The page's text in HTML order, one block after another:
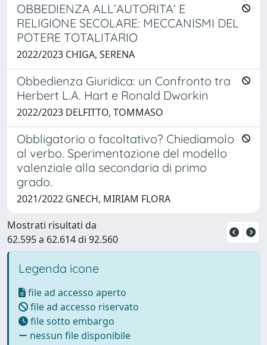
OBBEDIENZA ALL’AUTORITA’ E
RELIGIONE SECOLARE: MECCANISMI DEL
POTERE TOTALITARIO
2022/2023 CHIGA, SERENA
Obbedienza Giuridica: un Confronto tra
Herbert L.A. Hart e Ronald Dworkin
2022/2023 DELFITTO, TOMMASO
Obbligatorio o facoltativo? Chiediamolo
al verbo. Sperimentazione del modello
valenziale alla secondaria di primo
grado.
2021/2022 GNECH, MIRIAM FLORA
Mostrati risultati da
62.595 a 62.614 di 92.560
Legenda icone
file ad accesso aperto
file ad accesso riservato
file sotto embargo
nessun file disponibile